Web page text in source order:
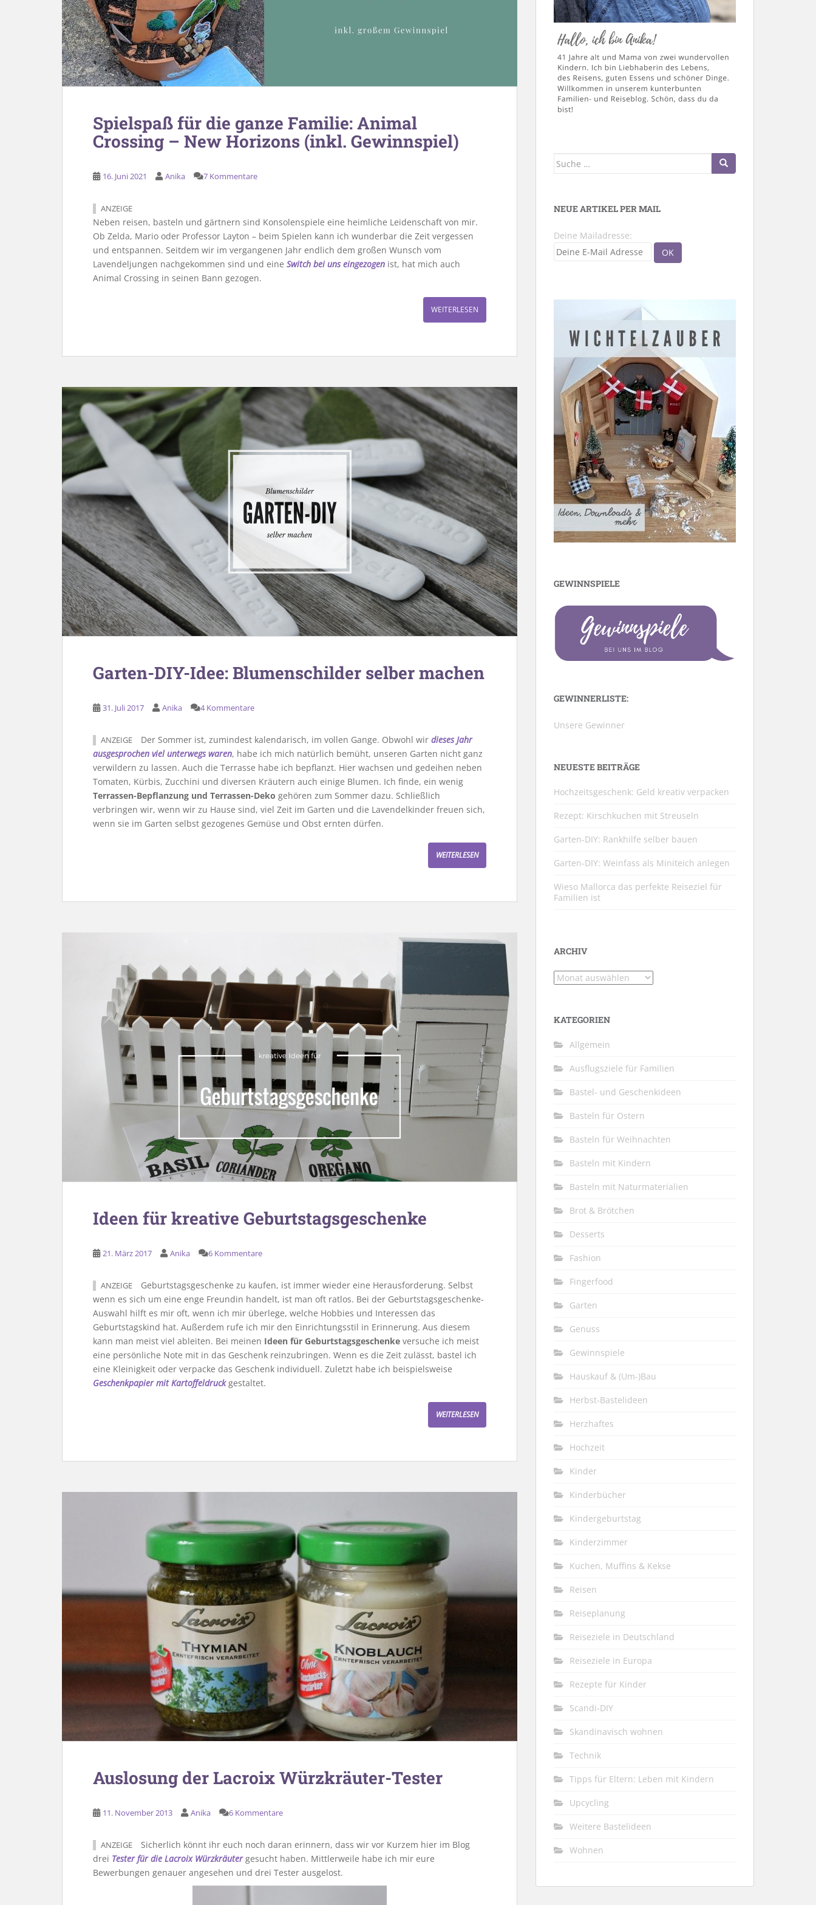
Spielspaß für die ganze Familie: Animal
Crossing – New Horizons (inkl. Gewinnspiel)
16. Juni 2021 Anika 7 Kommentare
ANZEIGE
Neben reisen, basteln und gärtnern sind Konsolenspiele eine heimliche Leidenschaft von mir.
Ob Zelda, Mario oder Professor Layton – beim Spielen kann ich wunderbar die Zeit vergessen
und entspannen. Seitdem wir im vergangenen Jahr endlich dem großen Wunsch vom
Lavendeljungen nachgekommen sind und eine Switch bei uns eingezogen ist, hat mich auch
Animal Crossing in seinen Bann gezogen.
WEITERLESEN
Garten-DIY-Idee: Blumenschilder selber machen
31. Juli 2017 Anika 4 Kommentare
ANZEIGE Der Sommer ist, zumindest kalendarisch, im vollen Gange. Obwohl wir dieses Jahr
ausgesprochen viel unterwegs waren, habe ich mich natürlich bemüht, unseren Garten nicht ganz
verwildern zu lassen. Auch die Terrasse habe ich bepflanzt. Hier wachsen und gedeihen neben
Tomaten, Kürbis, Zucchini und diversen Kräutern auch einige Blumen. Ich finde, ein wenig
Terrassen-Bepflanzung und Terrassen-Deko gehören zum Sommer dazu. Schließlich
verbringen wir, wenn wir zu Hause sind, viel Zeit im Garten und die Lavendelkinder freuen sich,
wenn sie im Garten selbst gezogenes Gemüse und Obst ernten dürfen.
WEITERLESEN
Ideen für kreative Geburtstagsgeschenke
21. März 2017 Anika 6 Kommentare
ANZEIGE
Geburtstagsgeschenke zu kaufen, ist immer wieder eine Herausforderung. Selbst
wenn es sich um eine enge Freundin handelt, ist man oft ratlos. Bei der Geburtstagsgeschenke-
Auswahl hilft es mir oft, wenn ich mir überlege, welche Hobbies und Interessen das
Geburtstagskind hat. Außerdem rufe ich mir den Einrichtungsstil in Erinnerung. Aus diesem
kann man meist viel ableiten. Bei meinen Ideen für Geburtstagsgeschenke versuche ich meist
eine persönliche Note mit in das Geschenk reinzubringen. Wenn es die Zeit zulässt, bastel ich
eine Kleinigkeit oder verpacke das Geschenk individuell. Zuletzt habe ich beispielsweise
Geschenkpapier mit Kartoffeldruckgestaltet.
WEITERLESEN
Auslosung der Lacroix Würzkräuter-Tester
11. November 2013 Anika 6 Kommentare
ANZEIGE
Sicherlich könnt ihr euch noch daran erinnern, dass wir vor Kurzem hier im Blog
drei Tester für die Lacroix Würzkräutergesucht haben. Mittlerweile habe ich mir eure
Bewerbungen genauer angesehen und drei Tester ausgelost.
Suche
NEUE ARTIKEL PER MAIL
Deine Mailadresse:
GEWINNSPIELE
GEWINNERLISTE:
Unsere Gewinner
NEUESTE BEITRÄGE
Hochzeitsgeschenk: Geld kreativ verpacken
Rezept: Kirschkuchen mit Streuseln
Garten-DIY: Rankhilfe selber bauen
Garten-DIY: Weinfass als Miniteich anlegen
Wieso Mallorca das perfekte Reiseziel für
Familien ist
ARCHIV
Archiv
KATEGORIEN
Allgemein
Ausflugsziele für Familien
Bastel- und Geschenkideen
Basteln für Ostern
Basteln für Weihnachten
Basteln mit Kindern
Basteln mit Naturmaterialien
Brot & Brötchen
Desserts
Fashion
Fingerfood
Garten
Genuss
Gewinnspiele
Hauskauf & (Um-)Bau
Herbst-Bastelideen
Herzhaftes
Hochzeit
Kinder
Kinderbücher
Kindergeburtstag
Kinderzimmer
Kuchen, Muffins & Kekse
Reisen
Reiseplanung
Reiseziele in Deutschland
Reiseziele in Europa
Rezepte für Kinder
Scandi-DIY
Skandinavisch wohnen
Technik
Tipps für Eltern: Leben mit Kindern
Upcycling
Weitere Bastelideen
Wohnen